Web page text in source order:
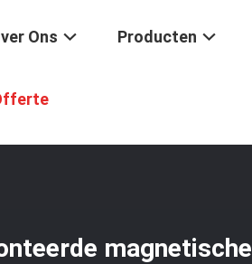
Ons Producten
magnetische